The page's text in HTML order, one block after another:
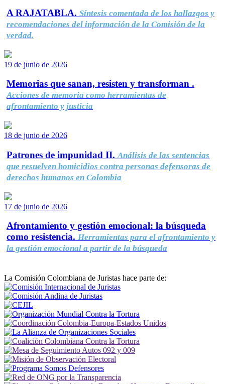
A RAJATABLA. Síntesis comentada de los hallazgos y
recomendaciones del información de la Comisión de la
verdad.
19 de junio de 2026
Memorias que sanan, resisten y transforman .
Acciones de memoria como herramientas de
afrontamiento y justicia
18 de junio de 2026
Patrones de impunidad II. Análisis de las sentencias
que resuelven homicidios contra personas defensoras de
derechos humanos en Colombia
17 de junio de 2026
Afrontamiento y gestión emocional: la búsqueda
como resistencia. Herramientas para el afrontamiento y
la gestión emocional a partir de la búsqueda
La Comisión Colombiana de Juristas hace parte de: